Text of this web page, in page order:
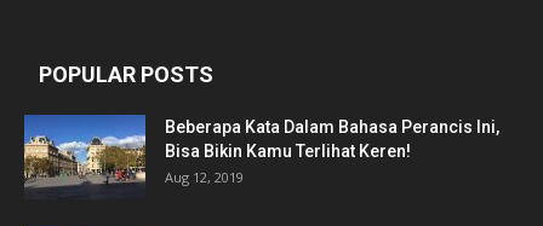
POPULAR POSTS
Beberapa Kata Dalam Bahasa Perancis Ini,
Bisa Bikin Kamu Terlihat Keren!
Aug 12, 2019